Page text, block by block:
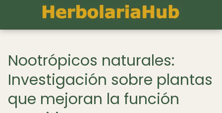
Nootrópicos naturales:
Investigación sobre plantas
que mejoran la función